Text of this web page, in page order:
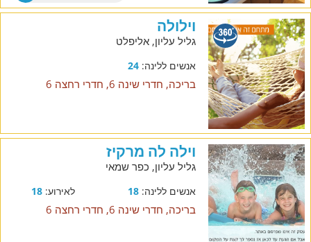
וילולה
גליל עליון, אליפלט
אנשים ללינה:24
בריכה, חדרי שינה 6, חדרי רחצה 6
וילה לה מרקיז
גליל עליון, כפר שמאי
אנשים ללינה:18 לאירוע:18
בריכה, חדרי שינה 6, חדרי רחצה 6